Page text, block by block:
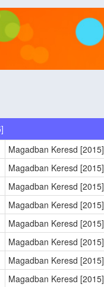
Magadban Keresd [2015]
Magadban Keresd [2015]
Magadban Keresd [2015]
Magadban Keresd [2015]
Magadban Keresd [2015]
Magadban Keresd [2015]
Magadban Keresd [2015]
Magadban Keresd [2015]